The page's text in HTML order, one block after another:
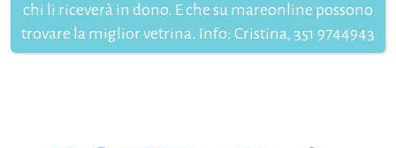
chi li riceverà in dono. E che su mareonline possono
trovare la miglior vetrina. Info: Cristina, 351 9744943